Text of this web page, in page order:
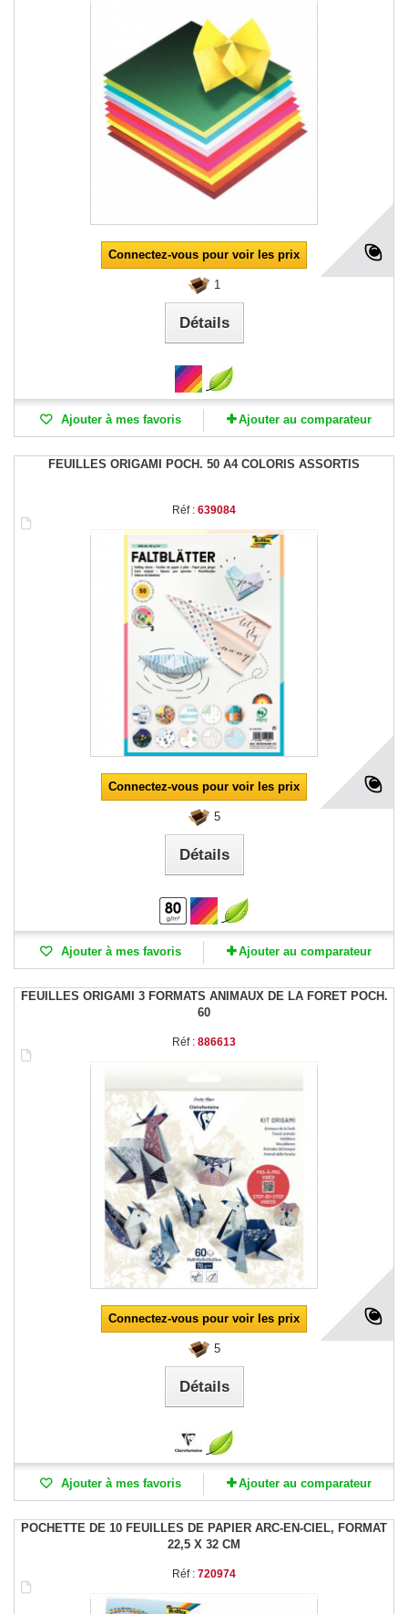
Connectez-vous pour voir les prix
1
Détails
Ajouter à mes favoris Ajouter au comparateur
FEUILLES ORIGAMI POCH. 50 A4 COLORIS ASSORTIS
Réf : 639084
Connectez-vous pour voir les prix
5
Détails
Ajouter à mes favoris Ajouter au comparateur
FEUILLES ORIGAMI 3 FORMATS ANIMAUX DE LA FORET POCH.
60
Réf : 886613
Connectez-vous pour voir les prix
5
Détails
Ajouter à mes favoris Ajouter au comparateur
POCHETTE DE 10 FEUILLES DE PAPIER ARC-EN-CIEL, FORMAT
22,5 X 32 CM
Réf : 720974